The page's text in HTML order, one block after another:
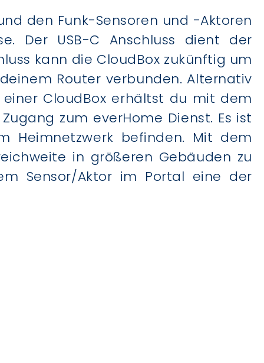
den Funk-Sensoren und -Aktoren
Der USB-C Anschluss dient der
kann die CloudBox zukünftig um
Router verbunden. Alternativ
CloudBox erhältst du mit dem
zum everHome Dienst. Es ist
Heimnetzwerk befinden. Mit dem
in größeren Gebäuden zu
Sensor/Aktor im Portal eine der